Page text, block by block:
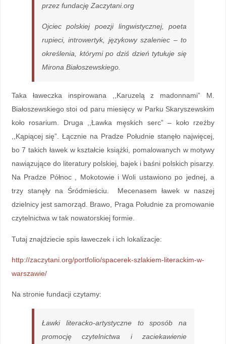
przez fundację Zaczytani.org
Ojciec polskiej poezji lingwistycznej, poeta
rupieci, introwertyk, językowy szaleniec – to
określenia, którymi po dziś dzień tytułuje się
Mirona Białoszewskiego.
Taka ławeczka inspirowana ,,Karuzelą z madonnami” M.
Białoszewskiego stoi od paru miesięcy w Parku Skaryszewskim
koło rosarium. Druga ,,Ławka męskich serc” – koło rzeźby
,,Kąpiącej się”. Łącznie na Pradze Południe stanęło najwięcej,
bo 7 takich ławek w kształcie książki, pomalowanych w motywy
nawiązujące do literatury polskiej, bajek i baśni polskich pisarzy.
Na Pradze Północ , Mokotowie i Woli ustawiono po jednej, a
trzy stanęły na Śródmieściu. Mecenasem ławek w naszej
dzielnicy jest samorząd. Brawo, Praga Południe za promowanie
czytelnictwa w tak nowatorskiej formie.
Tutaj znajdziecie spis ławeczek i ich lokalizacje:
http://zaczytani.org/portfolio/spacerek-szlakiem-literackim-w-
warszawie/
Na stronie fundacji czytamy:
Ławki literacko-artystyczne to sposób na
promocję czytelnictwa i zaciekawienie